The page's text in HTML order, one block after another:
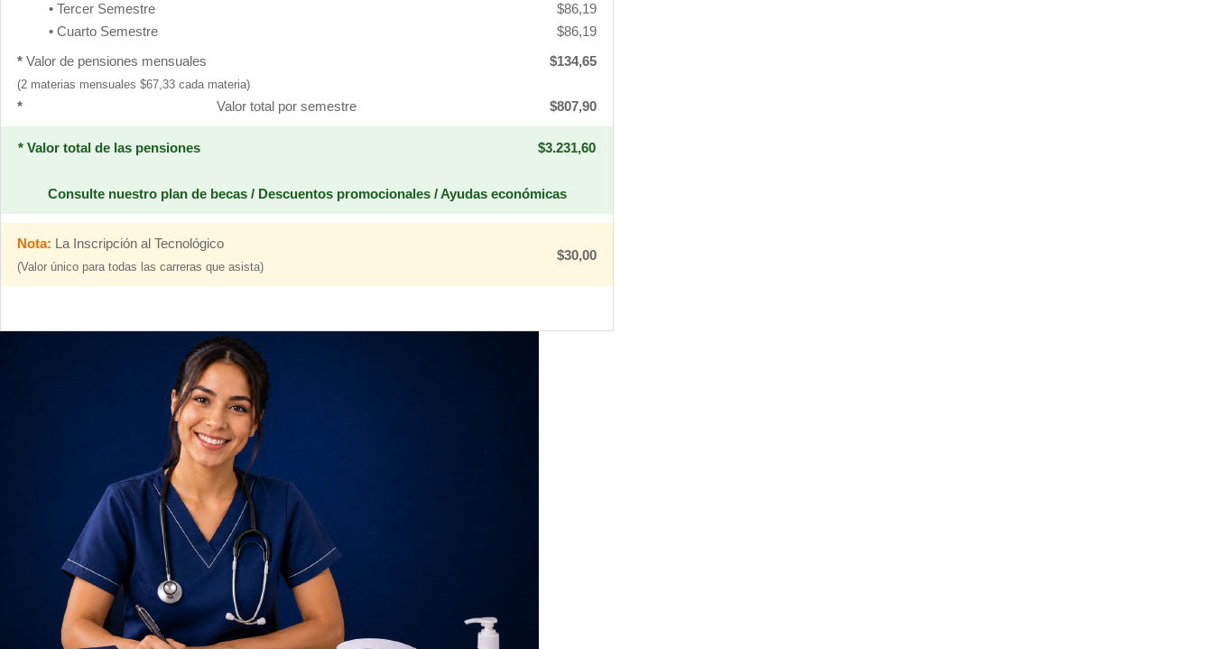
• Tercer Semestre
$86,19
• Cuarto Semestre
$86,19
* Valor de pensiones mensuales
(2 materias mensuales $67,33 cada materia)
$134,65
* Valor total por semestre $807,90
* Valor total de las pensiones $3.231,60
Consulte nuestro plan de becas / Descuentos promocionales / Ayudas económicas
Nota: La Inscripción al Tecnológico
(Valor único para todas las carreras que asista)
$30,00